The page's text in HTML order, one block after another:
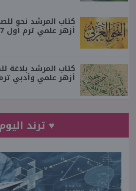
كتاب المرشد نحو
أزهر علمي ترم أول 2027
كتاب المرشد بلاغة
أزهر علمي وأدبي ترم
♥ ترند اليوم